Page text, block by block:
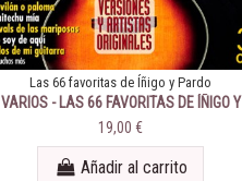
Las 66 favoritas de Íñigo y Pardo
VARIOS - LAS 66 FAVORITAS DE ÍÑIGO Y
PARDO - VOL. 03
19,00 €
Añadir al carrito